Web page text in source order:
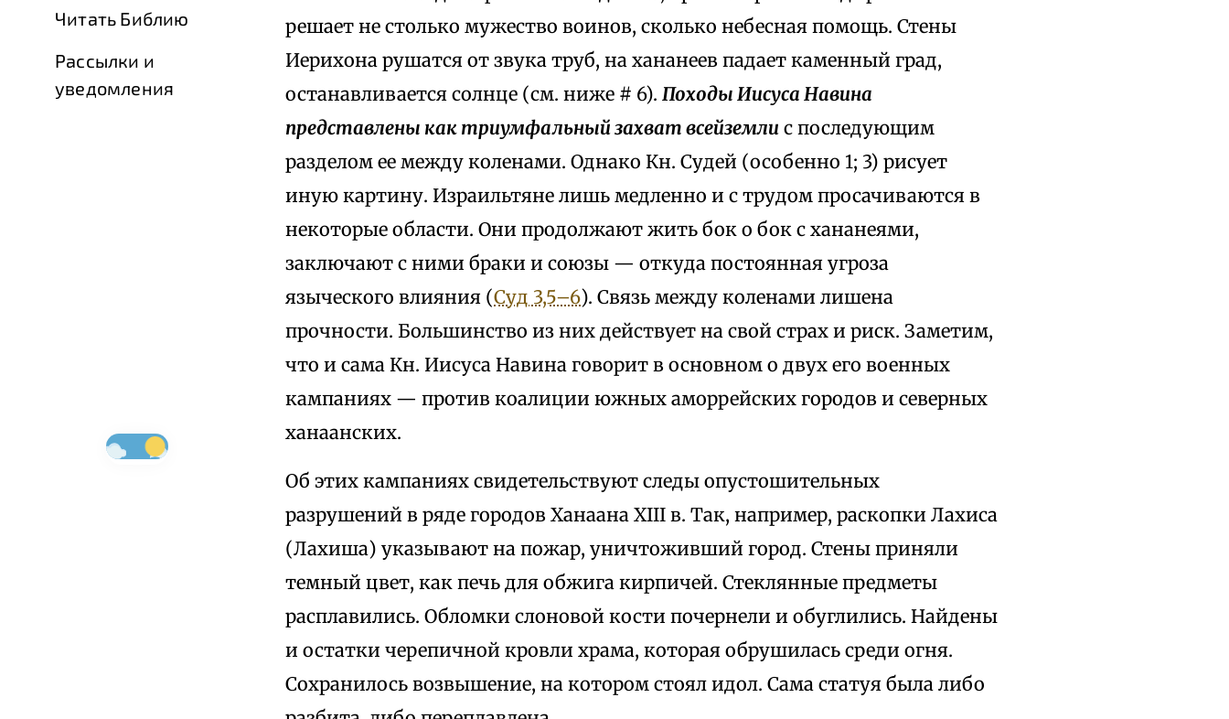
Читать Библию
Рассылки и
уведомления
решает не столько мужество воинов, сколько небесная помощь. Стены
Иерихона рушатся от звука труб, на хананеев падает каменный град,
останавливается солнце (см. ниже # 6). Походы Иисуса Навина
представлены как триумфальный захват всейземли с последующим
разделом ее между коленами. Однако Кн. Судей (особенно 1; 3) рисует
иную картину. Израильтяне лишь медленно и с трудом просачиваются в
некоторые области. Они продолжают жить бок о бок с хананеями,
заключают с ними браки и союзы — откуда постоянная угроза
языческого влияния (Суд 3,5–6). Связь между коленами лишена
прочности. Большинство из них действует на свой страх и риск. Заметим,
что и сама Кн. Иисуса Навина говорит в основном о двух его военных
кампаниях — против коалиции южных аморрейских городов и северных
ханаанских.
Об этих кампаниях свидетельствуют следы опустошительных
разрушений в ряде городов Ханаана XIII в. Так, например, раскопки Лахиса
(Лахиша) указывают на пожар, уничтоживший город. Стены приняли
темный цвет, как печь для обжига кирпичей. Стеклянные предметы
расплавились. Обломки слоновой кости почернели и обуглились. Найдены
и остатки черепичной кровли храма, которая обрушилась среди огня.
Сохранилось возвышение, на котором стоял идол. Сама статуя была либо